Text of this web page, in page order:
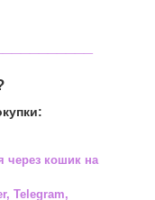
через кошик на
Telegram,